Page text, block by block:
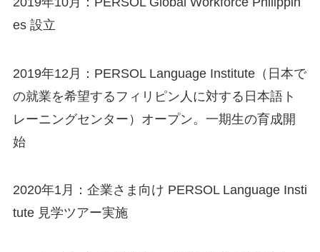
es 設立
2019年12月：PERSOL Language Institute（日本で
の就業を希望するフィリピン人に対する日本語ト
レーニングセンター）オープン。一期生の育成開
始
2020年1月：企業さま向け PERSOL Language Insti
tute 見学ツアー実施